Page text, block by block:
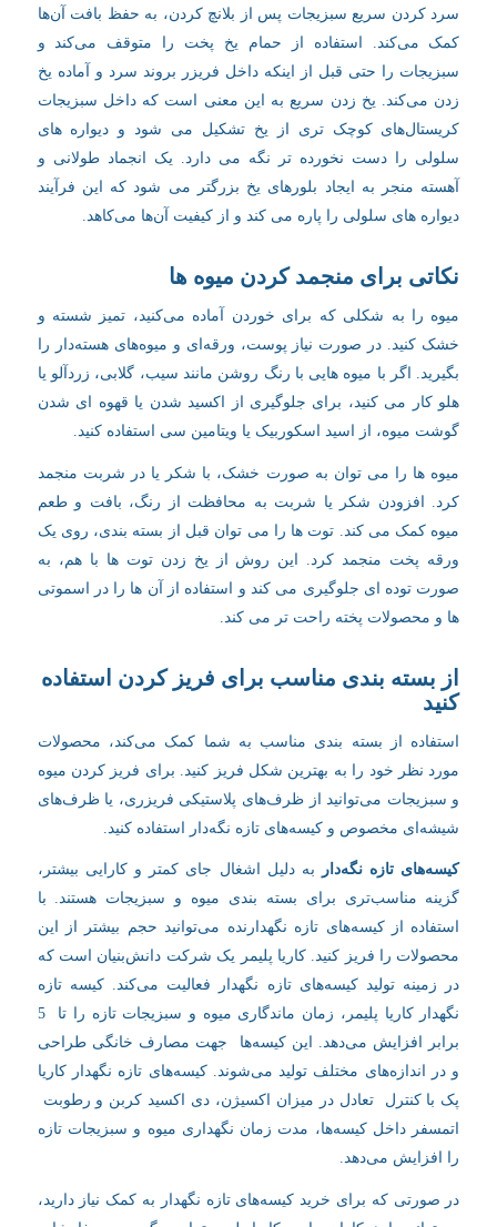
سرد کردن سریع سبزیجات پس از بلانچ کردن، به حفظ بافت آن‌ها
کمک می‌کند. استفاده از حمام یخ پخت را متوقف می‌کند و
سبزیجات را حتی قبل از اینکه داخل فریزر بروند سرد و آماده یخ
زدن می‌کند. یخ زدن سریع به این معنی است که داخل سبزیجات
کریستال‌های کوچک تری از یخ تشکیل می شود و دیواره های
سلولی را دست نخورده تر نگه می دارد. یک انجماد طولانی و
آهسته منجر به ایجاد بلورهای یخ بزرگتر می شود که این فرآیند
دیواره های سلولی را پاره می کند و از کیفیت آن‌ها می‌کاهد.
نکاتی برای منجمد کردن میوه ها
میوه را به شکلی که برای خوردن آماده می‌کنید، تمیز شسته و
خشک کنید. در صورت نیاز پوست، ورقه‌ای و میوه‌های هسته‌دار را
بگیرید. اگر با میوه هایی با رنگ روشن مانند سیب، گلابی، زردآلو یا
هلو کار می کنید، برای جلوگیری از اکسید شدن یا قهوه ای شدن
گوشت میوه، از اسید اسکوربیک یا ویتامین سی استفاده کنید.
میوه ها را می توان به صورت خشک، با شکر یا در شربت منجمد
کرد. افزودن شکر یا شربت به محافظت از رنگ، بافت و طعم
میوه کمک می کند. توت ها را می توان قبل از بسته بندی، روی یک
ورقه پخت منجمد کرد. این روش از یخ زدن توت ها با هم، به
صورت توده ای جلوگیری می کند و استفاده از آن ها را در اسموتی
ها و محصولات پخته راحت تر می کند.
از بسته بندی مناسب برای فریز کردن استفاده
کنید
استفاده از بسته بندی مناسب به شما کمک می‌کند، محصولات
مورد نظر خود را به بهترین شکل فریز کنید. برای فریز کردن میوه
و سبزیجات می‌توانید از ظرف‌های پلاستیکی فریزری، یا ظرف‌های
شیشه‌ای مخصوص و کیسه‌های تازه نگه‌دار استفاده کنید.
کیسه‌های تازه نگه‌دار
به دلیل اشغال جای کمتر و کارایی بیشتر،
گزینه مناسب‌تری برای بسته بندی میوه و سبزیجات هستند. با
استفاده از کیسه‌های تازه نگهدارنده می‌توانید حجم بیشتر از این
محصولات را فریز کنید. کاریا پلیمر یک شرکت دانش‌بنیان است که
در زمینه تولید کیسه‌های تازه نگهدار فعالیت می‌کند. کیسه‌ تازه
نگهدار کاریا پلیمر، زمان ماندگاری میوه‌ و سبزیجات تازه را تا 5
برابر افزایش می‌دهد. این کیسه‌ها جهت مصارف خانگی طراحی
و در اندازه‌های مختلف تولید می‌شوند. کیسه‌های تازه نگهدار کاریا
پک با کنترل تعادل در میزان اکسیژن، دی اکسید کربن و رطوبت
اتمسفر داخل کیسه‌ها، مدت زمان نگهداری میوه و سبزیجات تازه
را افزایش می‌دهد.
در صورتی که برای خرید کیسه‌های تازه نگهدار به کمک نیاز دارید،